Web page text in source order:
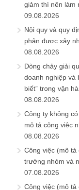
giảm thì nên làm
09.08.2026
Nội quy và quy
phận được xây
08.08.2026
Dòng chảy giải
doanh nghiệp và
biết” trong vận
08.08.2026
Công ty không
mô tả công việc
08.08.2026
Công việc (mô tả
trưởng nhóm và
07.08.2026
Công việc (mô tả